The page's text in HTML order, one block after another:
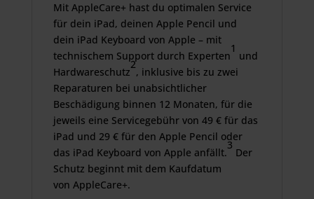
Mit AppleCare+ hast du optimalen Service
für dein iPad, deinen Apple Pencil und
dein iPad Keyboard von Apple – mit
technischem Support durch Experten
1
und
Hardwareschutz
2
, inklusive bis zu zwei
Reparaturen bei unabsichtlicher
Beschädigung binnen 12 Monaten, für die
jeweils eine Servicegebühr von 49 € für das
iPad und 29 € für den Apple Pencil oder
das iPad Keyboard von Apple anfällt.
3
Der
Schutz beginnt mit dem Kaufdatum
von AppleCare+.